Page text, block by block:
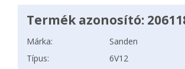
Termék azonosító:
Márka:
Sanden
Típus:
6V12